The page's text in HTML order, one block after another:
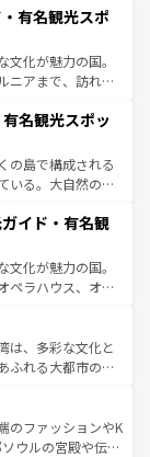
ではのユニークな
歩きも満喫する
も高いが、旅行
、うまく活用すれ
してほしい。
有名観光スポ
化が魅力の国。
ニアまで、訪れる
グ、エンターテイ
一方、アメリカ
ニオンやイエロー
きる。さらに、南
で異なる魅力を楽
じることができ
旅も、アメリカ
。
名観光スポッ
の島で構成される
いる。大自然の神
地といえばオアフ
やカウアイ島が
はじめ、豊かな
ピリット」と呼ば
ンミュージッ
ハワイの魅力を彩
が待っているハ
イド・有名観
化が魅力の国。
ペラハウス、オー
（エアーズロッ
ンズの熱帯雨林な
やワイン、オージ
ーフィンやダイ
きにはたまらな
に味わいつくそ
は、多彩な文化と
ふれる大都市の台
ど、都市の喧騒
人に新しい発見と
台湾の食文化も魅
のファッションやK
ウルの宮殿や伝統